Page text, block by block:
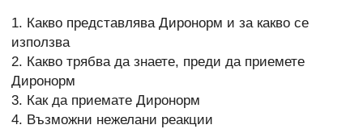
1. Какво представлява Диронорм и за какво се
използва
2. Какво трябва да знаете, преди да приемете
Диронорм
3. Как да приемате Диронорм
4. Възможни нежелани реакции